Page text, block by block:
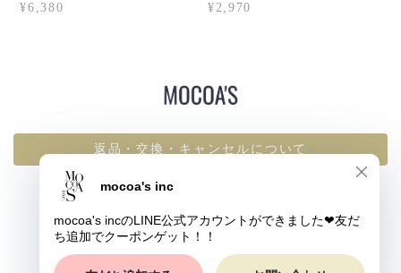
¥6,380
¥2,970
返品・交換・キャンセルについて
プライバシーポリシー